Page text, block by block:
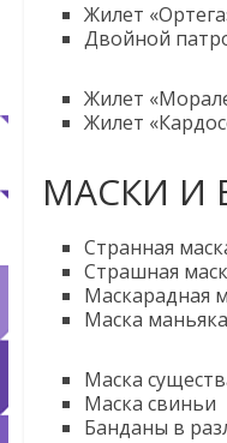
Жилет
Двойной
Жилет
Жилет
МАСКИ И
Странная
Страшная
Маскарадная
Маска маньяка
Маска
Маска свиньи
Банданы в